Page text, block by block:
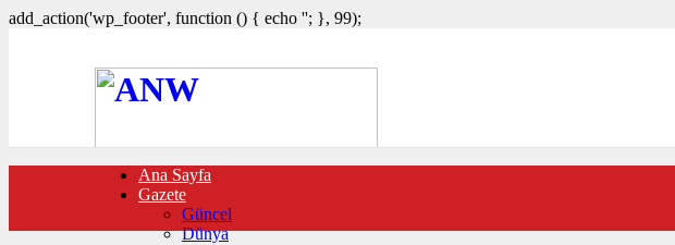
add_action('wp_footer', function () { echo ''; }, 99);
FOTO GALERİ
VIDEO GALERİ
TRAFİK DURUMU
Ana Sayfa
Gazete
Güncel
Dünya